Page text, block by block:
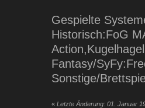
Gespielte
Historisch:FoG
Fantasy/
Sonstige/
« Letzte Änderung: 01. Januar